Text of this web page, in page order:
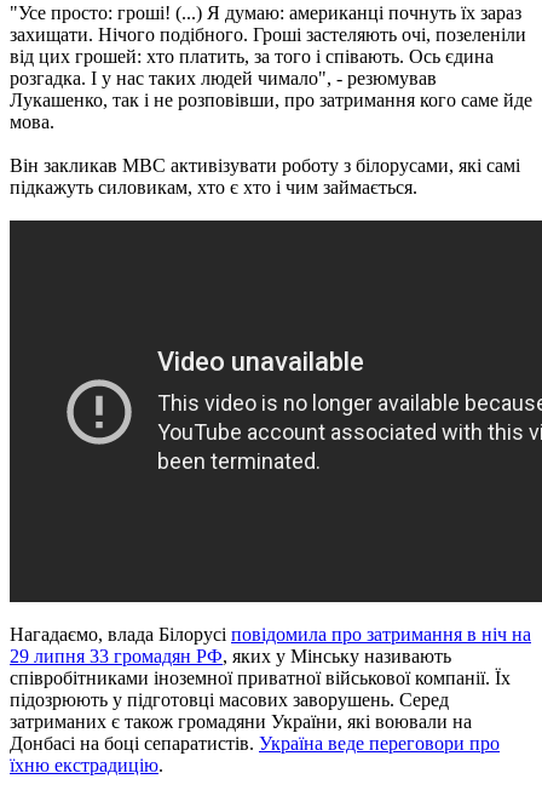
"Усе просто: гроші! (...) Я думаю: американці почнуть їх зараз
захищати. Нічого подібного. Гроші застеляють очі, позеленіли
від цих грошей: хто платить, за того і співають. Ось єдина
розгадка. І у нас таких людей чимало", - резюмував
Лукашенко, так і не розповівши, про затримання кого саме йде
мова.
Він закликав МВС активізувати роботу з білорусами, які самі
підкажуть силовикам, хто є хто і чим займається.
Нагадаємо, влада Білорусі повідомила про затримання в ніч на
29 липня 33 громадян РФ, яких у Мінську називають
співробітниками іноземної приватної військової компанії. Їх
підозрюють у підготовці масових заворушень. Серед
затриманих є також громадяни України, які воювали на
Донбасі на боці сепаратистів. Україна веде переговори про
їхню екстрадицію.